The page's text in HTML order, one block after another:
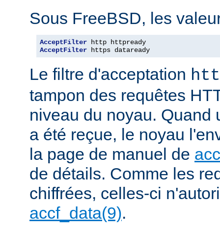
Sous FreeBSD, les
AcceptFilter
AcceptFilter https dataready
Le filtre d'acceptation
tampon des requêtes
niveau du noyau. Quand
a été reçue, le noyau
la page de manuel de
de détails. Comme les
chiffrées, celles-ci
accf_data(9).